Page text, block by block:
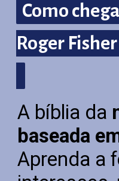
Como
Roger
Como
Roger
A bíblia da
baseada
Aprenda a